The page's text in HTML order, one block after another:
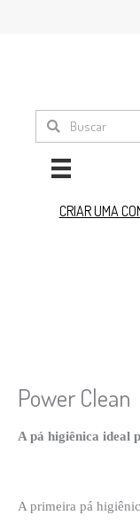
CRIAR UMA
Power Clean
A pá higiênica ideal
A primeira pá